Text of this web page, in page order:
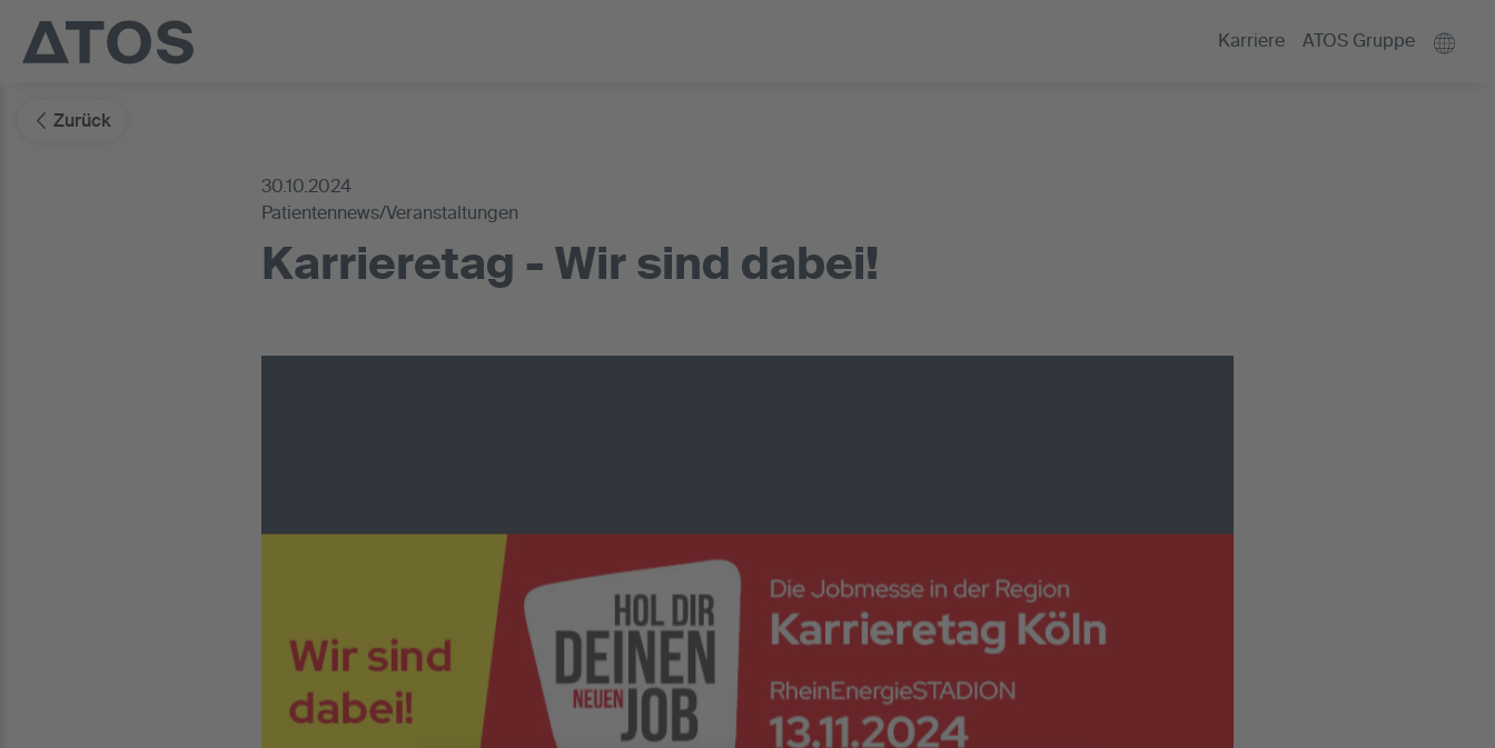
Karriere ATOS Gruppe
Zurück
30.10.2024
Patientennews/Veranstaltungen
Karrieretag - Wir sind dabei!